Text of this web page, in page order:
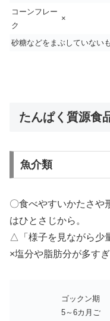
コーンフレー
ク
×
砂糖などをまぶしていない
たんぱく質源食
魚介類
〇食べやすいかたさや
はひとさじから。
△「様子を見ながら少
×塩分や脂肪分が多す
ゴックン期
5～6カ月ご